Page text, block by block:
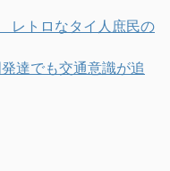
トロなタイ人庶民の
達でも交通意識が追